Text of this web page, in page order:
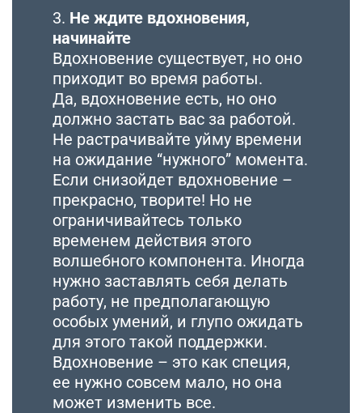
3. Не ждите вдохновения,
начинайте
Вдохновение существует, но оно
приходит во время работы.
Да, вдохновение есть, но оно
должно застать вас за работой.
Не растрачивайте уйму времени
на ожидание “нужного” момента.
Если снизойдет вдохновение –
прекрасно, творите! Но не
ограничивайтесь только
временем действия этого
волшебного компонента. Иногда
нужно заставлять себя делать
работу, не предполагающую
особых умений, и глупо ожидать
для этого такой поддержки.
Вдохновение – это как специя,
ее нужно совсем мало, но она
может изменить все.